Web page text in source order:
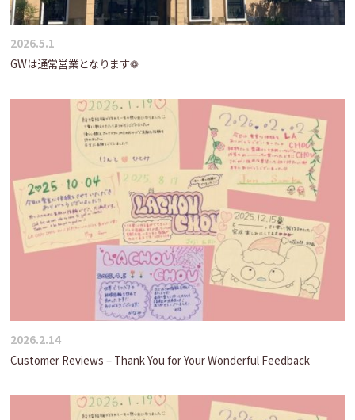
2026.5.1
GWは通常営業となります❁
2026.2.14
Customer Reviews – Thank You for Your Wonderful Feedback